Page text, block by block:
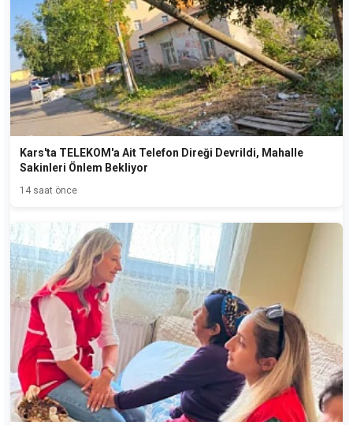
Kars'ta TELEKOM'a Ait Telefon Direği Devrildi, Mahalle
Sakinleri Önlem Bekliyor
14 saat önce